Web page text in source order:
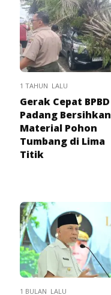
1 TAHUN LALU
Gerak Cepat BPBD
Padang Bersihkan
Material Pohon
Tumbang di Lima
Titik
1 BULAN LALU